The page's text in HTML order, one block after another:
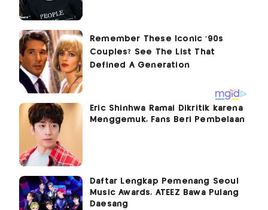
Eric Shinhwa Ramai Dikritik karena
Menggemuk, Fans Beri Pembelaan
Daftar Lengkap Pemenang Seoul
Music Awards, ATEEZ Bawa Pulang
Daesang